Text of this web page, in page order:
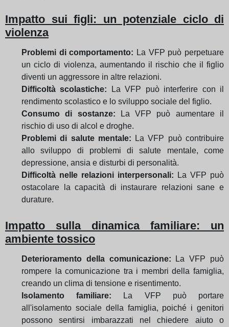
Impatto sui figli: un potenziale ciclo di
violenza
Problemi di comportamento: La VFP può perpetuare
un ciclo di violenza, aumentando il rischio che il figlio
diventi un aggressore in altre relazioni.
Difficoltà scolastiche: La VFP può interferire con il
rendimento scolastico e lo sviluppo sociale del figlio.
Consumo di sostanze: La VFP può aumentare il
rischio di uso di alcol e droghe.
Problemi di salute mentale: La VFP può contribuire
allo sviluppo di problemi di salute mentale, come
depressione, ansia e disturbi di personalità.
Difficoltà nelle relazioni interpersonali: La VFP può
ostacolare la capacità di instaurare relazioni sane e
durature.
Impatto sulla dinamica familiare: un
ambiente tossico
Deterioramento della comunicazione: La VFP può
rompere la comunicazione tra i membri della famiglia,
creando un clima di tensione e risentimento.
Isolamento familiare: La VFP può portare
all'isolamento sociale della famiglia, poiché i genitori
possono sentirsi imbarazzati nel chiedere aiuto o